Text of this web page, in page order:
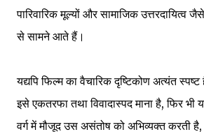
पारिवारिक मूल्यों और सामाजिक उत्तरदायित्व
से सामने आते हैं।
यद्यपि फिल्म का वैचारिक दृष्टिकोण अत्यंत
इसे एकतरफा तथा विवादास्पद माना है, फिर
वर्ग में मौजूद उस असंतोष को अभिव्यक्त करती